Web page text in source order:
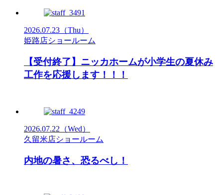
2026.07.23 （Thu）
姫路店ショールーム
【受付終了】ニッカホームが小学生の夏休み
工作を応援します！！！
2026.07.22 （Wed）
久留米店ショールーム
内地の暑さ、恐るべし！